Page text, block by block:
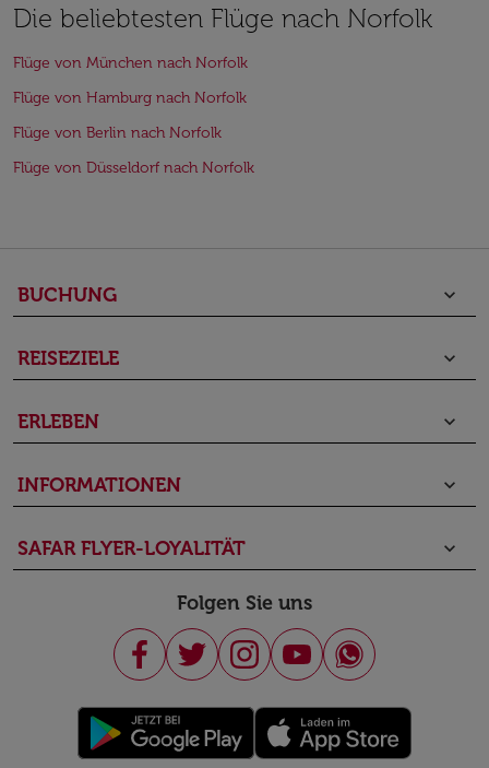
Die beliebtesten Flüge nach Norfolk
Flüge von München nach Norfolk
Flüge von Hamburg nach Norfolk
Flüge von Berlin nach Norfolk
Flüge von Düsseldorf nach Norfolk
BUCHUNG keyboard_arrow_down
REISEZIELE keyboard_arrow_down
ERLEBEN keyboard_arrow_down
INFORMATIONEN keyboard_arrow_down
SAFAR FLYER-LOYALITÄT keyboard_arrow_down
Folgen Sie uns